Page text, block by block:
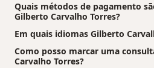
Quais métodos de pagamento
Gilberto Carvalho Torres?
Em quais idiomas Gilberto
Como posso marcar uma
Carvalho Torres?